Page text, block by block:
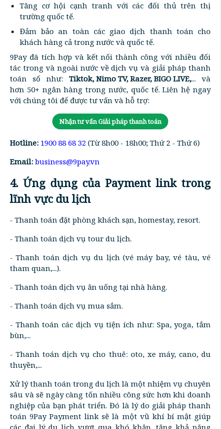
Tăng cơ hội cạnh tranh với các đối thủ trên thị
trường quốc tế.
Đảm bảo an toàn các giao dịch thanh toán cho
khách hàng cả trong nước và quốc tế.
9Pay đã tích hợp và kết nối thành công với nhiều đối
tác trong và ngoài nước về dịch vụ và giải pháp thanh
toán số như: Tiktok, Nimo TV, Razer, BIGO LIVE,... và
hơn 50+ ngân hàng trong nước, quốc tế. Liên hệ ngay
với chúng tôi để được tư vấn và hỗ trợ:
Nhận tư vấn Giải pháp thanh toán
Hotline: 1900 88 68 32 (Từ 8h00 - 18h00; Thứ 2 - Thứ 6)
Email: business@9pay.vn
4. Ứng dụng của Payment link trong
lĩnh vực du lịch
- Thanh toán đặt phòng khách sạn, homestay, resort.
- Thanh toán dịch vụ tour du lịch.
- Thanh toán dịch vụ du lịch (vé máy bay, vé tàu, vé
tham quan,...).
- Thanh toán dịch vụ ăn uống tại nhà hàng.
- Thanh toán dịch vụ mua sắm.
- Thanh toán các dịch vụ tiện ích như: Spa, yoga, tắm
bùn,...
- Thanh toán dịch vụ cho thuê: oto, xe máy, cano, du
thuyền,...
Xử lý thanh toán trong du lịch là một nhiệm vụ chuyên
sâu và sẽ ngày càng tốn nhiều công sức hơn khi doanh
nghiệp của bạn phát triển. Đó là lý do giải pháp thanh
toán 9Pay Payment link sẽ là một vũ khí bí mật giúp